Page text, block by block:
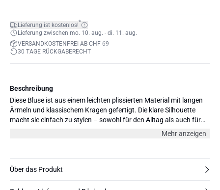
Lieferung ist kostenlos!*
Lieferung zwischen mo. 10. aug. - di. 11. aug.
VERSANDKOSTENFREI AB CHF 69
30 TAGE RÜCKGABERECHT
Beschreibung
Diese Bluse ist aus einem leichten plissierten Material mit langen
Ärmeln und klassischem Kragen gefertigt. Die klare Silhouette
macht sie einfach zu stylen – sowohl für den Alltag als auch für
Mehr anzeigen
Über das Produkt